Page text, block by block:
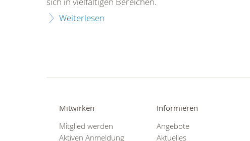
Weiterlesen
Mitwirken
Mitglied werden
Aktiven Anmeldung
Informieren
Angebote
Aktuelles